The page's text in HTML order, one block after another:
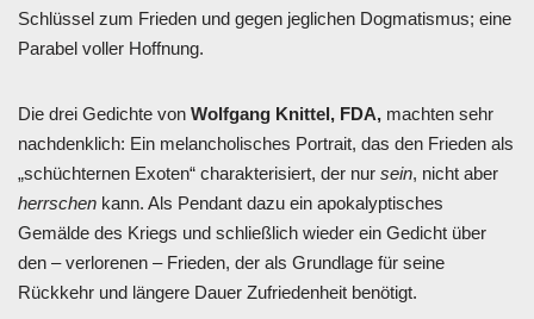
Schlüssel zum Frieden und gegen jeglichen Dogmatismus; eine
Parabel voller Hoffnung.
Die drei Gedichte von Wolfgang Knittel, FDA, machten sehr
nachdenklich: Ein melancholisches Portrait, das den Frieden als
„schüchternen Exoten“ charakterisiert, der nur sein, nicht aber
herrschen kann. Als Pendant dazu ein apokalyptisches
Gemälde des Kriegs und schließlich wieder ein Gedicht über
den – verlorenen – Frieden, der als Grundlage für seine
Rückkehr und längere Dauer Zufriedenheit benötigt.